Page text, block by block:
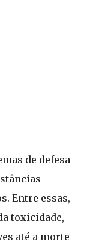
de defesa
Entre essas,
toxicidade,
até a morte